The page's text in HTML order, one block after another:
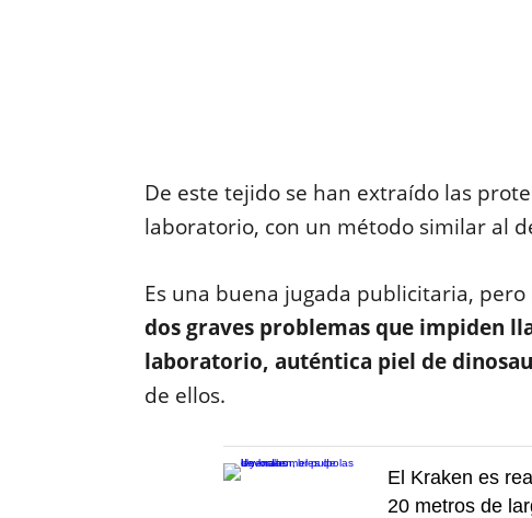
De este tejido se han extraído las
laboratorio, con un método similar al
Es una buena jugada publicitaria,
dos graves problemas que impiden
laboratorio, auténtica piel de
de ellos.
El Kraken es
20 metros de